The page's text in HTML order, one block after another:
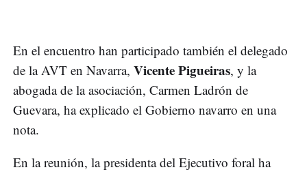
En el encuentro han participado también el delegado
de la AVT en Navarra, Vicente Pigueiras, y la
abogada de la asociación, Carmen Ladrón de
Guevara, ha explicado el Gobierno navarro en una
nota.
En la reunión, la presidenta del Ejecutivo foral ha